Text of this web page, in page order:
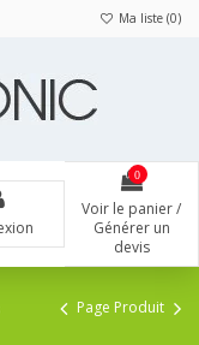
Ma liste (0)
0
Voir le panier /
Générer un
devis
Page Produit